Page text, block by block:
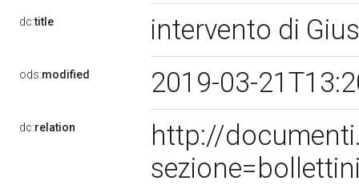
dc:title intervento di
ods:modified 2019-03-
dc:relation
http://